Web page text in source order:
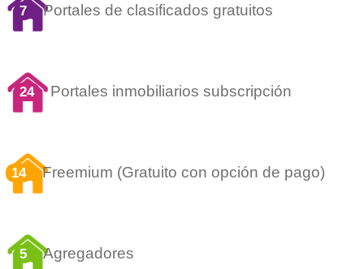
7 Portales de clasificados gratuitos
24 Portales inmobiliarios subscripción
14 Freemium (Gratuito con opción de pago)
5 Agregadores